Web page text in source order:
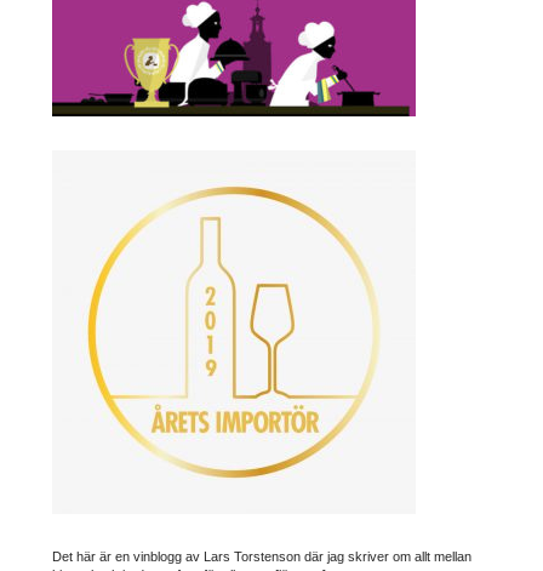
Det här är en vinblogg av Lars Torstenson där jag skriver om allt mellan